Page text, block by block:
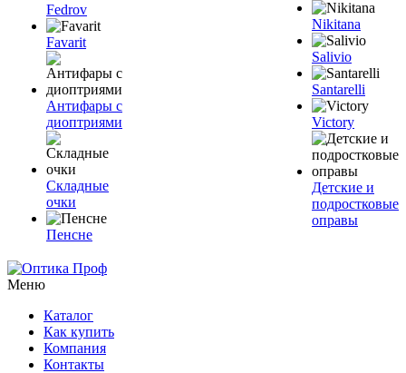
Fedrov
Favarit
Антифары с
диоптриями
Складные
очки
Пенсне
Nikitana
Salivio
Santarelli
Victory
Детские и
подростковые
оправы
Меню
Каталог
Как купить
Компания
Контакты